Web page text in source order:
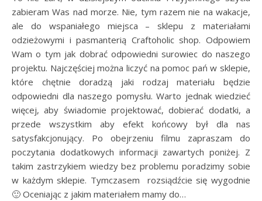
zabieram Was nad morze. Nie, tym razem nie na wakacje,
ale do wspaniałego miejsca – sklepu z materiałami
odzieżowymi i pasmanterią Craftoholic shop. Odpowiem
Wam o tym jak dobrać odpowiedni surowiec do naszego
projektu. Najczęściej można liczyć na pomoc pań w sklepie,
które chętnie doradzą jaki rodzaj materiału będzie
odpowiedni dla naszego pomysłu. Warto jednak wiedzieć
więcej, aby świadomie projektować, dobierać dodatki, a
przede wszystkim aby efekt końcowy był dla nas
satysfakcjonujący. Po obejrzeniu filmu zapraszam do
poczytania dodatkowych informacji zawartych poniżej. Z
takim zastrzykiem wiedzy bez problemu poradzimy sobie
w każdym sklepie. Tymczasem rozsiądźcie się wygodnie
🙂 Oceniając z jakim materiałem mamy do…